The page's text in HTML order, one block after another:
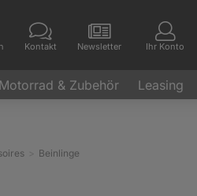
Kontakt Newsletter Ihr Konto
& Zubehör Leasing
Beinlinge